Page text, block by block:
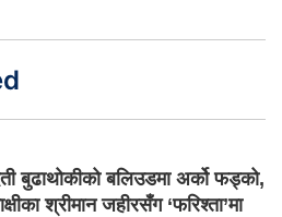
बुढाथोकीको बलिउडमा अर्को फड्को,
श्रीमान जहीरसँग ‘फरिश्ता’मा